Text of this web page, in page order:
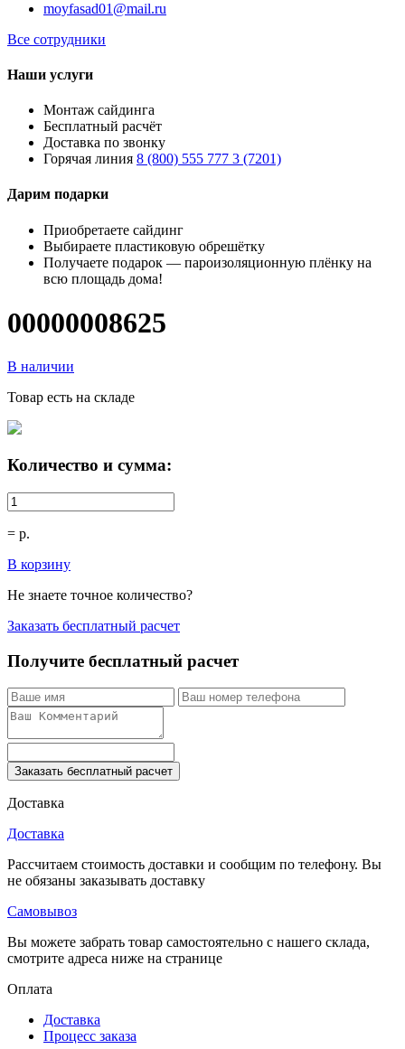
moyfasad01@mail.ru
Все сотрудники
Наши услуги
Монтаж сайдинга
Бесплатный расчёт
Доставка по звонку
Горячая линия 8 (800) 555 777 3 (7201)
Дарим подарки
Приобретаете сайдинг
Выбираете пластиковую обрешётку
Получаете подарок — пароизоляционную плёнку на
всю площадь дома!
00000008625
В наличии
Товар есть на складе
Количество и сумма:
= р.
В корзину
Не знаете точное количество?
Заказать бесплатный расчет
Получите бесплатный расчет
Заказать бесплатный расчет
Доставка
Доставка
Рассчитаем стоимость доставки и сообщим по телефону. Вы
не обязаны заказывать доставку
Самовывоз
Вы можете забрать товар самостоятельно с нашего склада,
смотрите адреса ниже на странице
Оплата
Доставка
Процесс заказа